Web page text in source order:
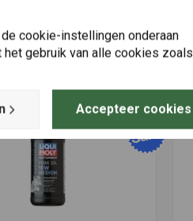
cookie-instellingen onderaan
gebruik van alle cookies zoals
Accepteer cookies